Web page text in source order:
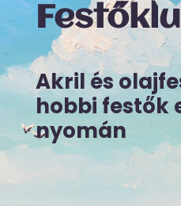
Akril és
hobbi festők
nyomán